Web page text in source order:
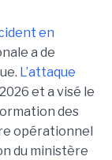
en
a de
L’attaque
et a visé le
des
opérationnel
du ministère